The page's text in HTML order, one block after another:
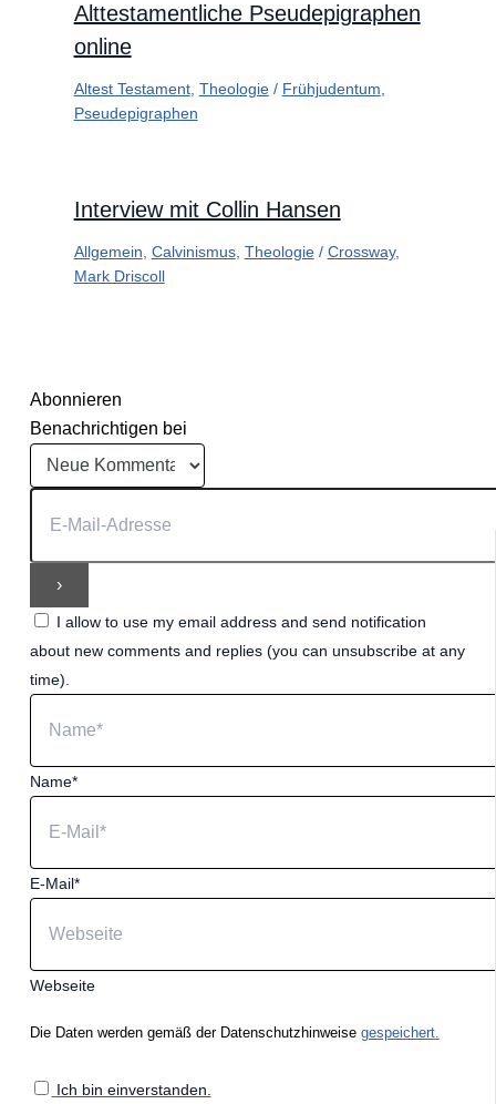
Alttestamentliche Pseudepigraphen
online
Altest Testament, Theologie/ Frühjudentum,
Pseudepigraphen
Interview mit Collin Hansen
Allgemein, Calvinismus, Theologie/ Crossway,
Mark Driscoll
Abonnieren
Benachrichtigen bei
I allow to use my email address and send notification
about new comments and replies (you can unsubscribe at any
time).
Name*
E-Mail*
Webseite
Die Daten werden gemäß der Datenschutzhinweise gespeichert.
Ich bin einverstanden.